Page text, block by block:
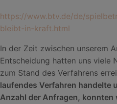
https://www.btv.de/de/
bleibt-in-kraft.html
In der Zeit zwischen unserem
Entscheidung hatten uns viele
zum Stand des Verfahrens
laufendes Verfahren handelte
Anzahl der Anfragen,